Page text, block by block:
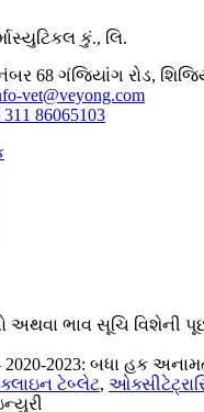
કું., લિ.
68 ગંજિયાંગ રોડ,
vet@veyong.com
86065103
અથવા ભાવ સૂચિ વિશેની
2020-2023: બધા હક
ટેબ્લેટ,